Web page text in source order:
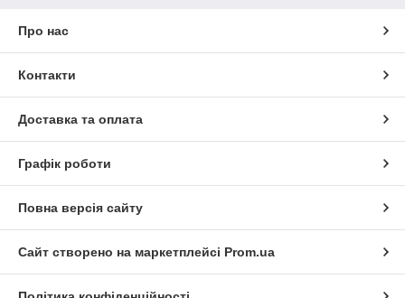
Про нас
Контакти
Доставка та оплата
Графік роботи
Повна версія сайту
Сайт створено на маркетплейсі Prom.ua